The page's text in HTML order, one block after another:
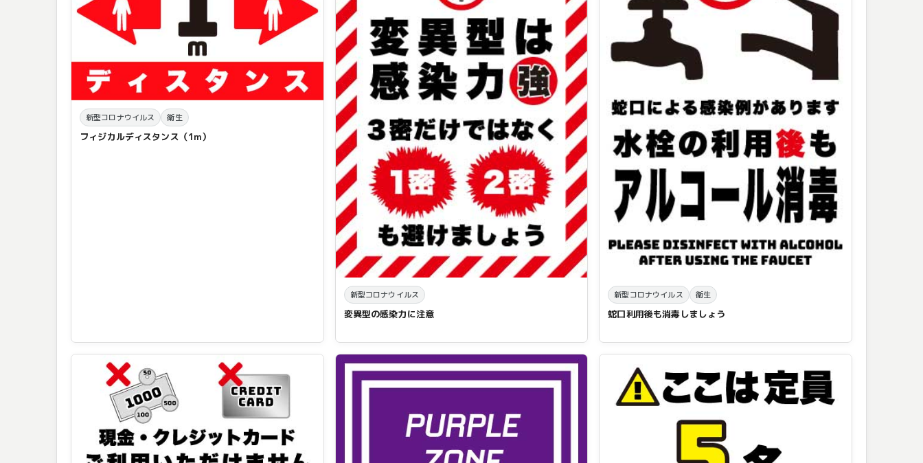
新型コロナウイルス 衛生
フィジカルディスタンス（1m）
新型コロナウイルス
変異型の感染力に注意
新型コロナウイルス 衛生
蛇口利用後も消毒しましょう